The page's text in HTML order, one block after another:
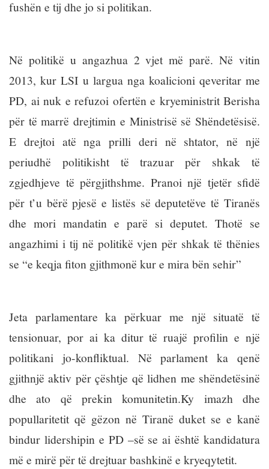
fushën e tij dhe jo si politikan.
Në politikë u angazhua 2 vjet më parë. Në vitin
2013, kur LSI u largua nga koalicioni qeveritar me
PD, ai nuk e refuzoi ofertën e kryeministrit Berisha
për të marrë drejtimin e Ministrisë së Shëndetësisë.
E drejtoi atë nga prilli deri në shtator, në një
periudhë politikisht të trazuar për shkak të
zgjedhjeve të përgjithshme. Pranoi një tjetër sfidë
për t’u bërë pjesë e listës së deputetëve të Tiranës
dhe mori mandatin e parë si deputet. Thotë se
angazhimi i tij në politikë vjen për shkak të thënies
se “e keqja fiton gjithmonë kur e mira bën sehir”
Jeta parlamentare ka përkuar me një situatë të
tensionuar, por ai ka ditur të ruajë profilin e një
politikani jo-konfliktual. Në parlament ka qenë
gjithnjë aktiv për çështje që lidhen me shëndetësinë
dhe ato që prekin komunitetin.Ky imazh dhe
popullaritetit që gëzon në Tiranë duket se e kanë
bindur lidershipin e PD –së se ai është kandidatura
më e mirë për të drejtuar bashkinë e kryeqytetit.